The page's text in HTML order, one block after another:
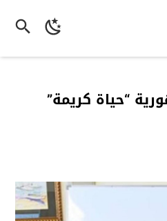
“حياة كريمة”